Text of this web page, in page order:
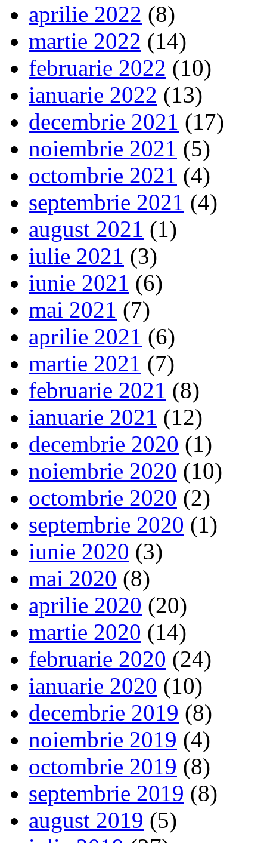
aprilie 2022 (8)
martie 2022 (14)
februarie 2022 (10)
ianuarie 2022 (13)
decembrie 2021 (17)
noiembrie 2021 (5)
octombrie 2021 (4)
septembrie 2021 (4)
august 2021 (1)
iulie 2021 (3)
iunie 2021 (6)
mai 2021 (7)
aprilie 2021 (6)
martie 2021 (7)
februarie 2021 (8)
ianuarie 2021 (12)
decembrie 2020 (1)
noiembrie 2020 (10)
octombrie 2020 (2)
septembrie 2020 (1)
iunie 2020 (3)
mai 2020 (8)
aprilie 2020 (20)
martie 2020 (14)
februarie 2020 (24)
ianuarie 2020 (10)
decembrie 2019 (8)
noiembrie 2019 (4)
octombrie 2019 (8)
septembrie 2019 (8)
august 2019 (5)